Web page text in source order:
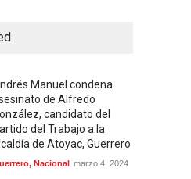
Manuel condena
de Alfredo
candidato del
del Trabajo a la
de Atoyac, Guerrero
, Nacional marzo 4, 2024